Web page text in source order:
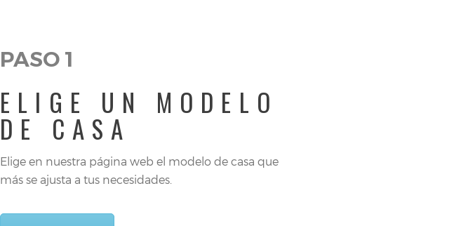
PASO 1
ELIGE UN MODELO
DE CASA
Elige en nuestra página web el modelo de casa que
más se ajusta a tus necesidades.